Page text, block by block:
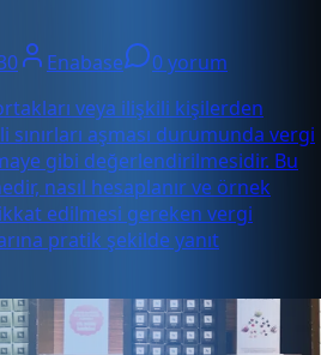
Enabase
0 yorum
veya ilişkili kişilerden
aşması durumunda vergi
gibi değerlendirilmesidir. Bu
nasıl hesaplanır ve örnek
edilmesi gereken vergi
pratik şekilde yanıt